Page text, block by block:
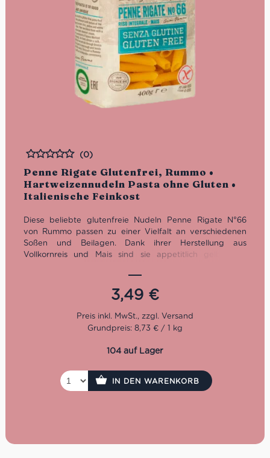
Penne Rigate Glutenfrei, Rummo •
Hartweizennudeln Pasta ohne Gluten •
Italienische Feinkost
Bewertet
(0)
Diese beliebte glutenfreie Nudeln Penne Rigate N°66
von Rummo passen zu einer Vielfalt an verschiedenen
Soßen und Beilagen. Dank ihrer Herstellung aus
Vollkornreis und Maissind sie appetitlich gelb
Pasta-Liebhaber, die auf Gluten verzichten müssen oder
Kochzeit: 12 Minuten
3,49 €
Grundpreis: 8,73 € / 1 kg
104 auf Lager
IN DEN WARENKORB